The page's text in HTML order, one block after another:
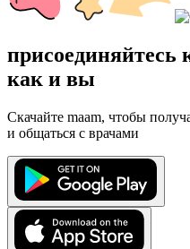
как и вы
Скачайте maam, чтобы
и общаться с врачами